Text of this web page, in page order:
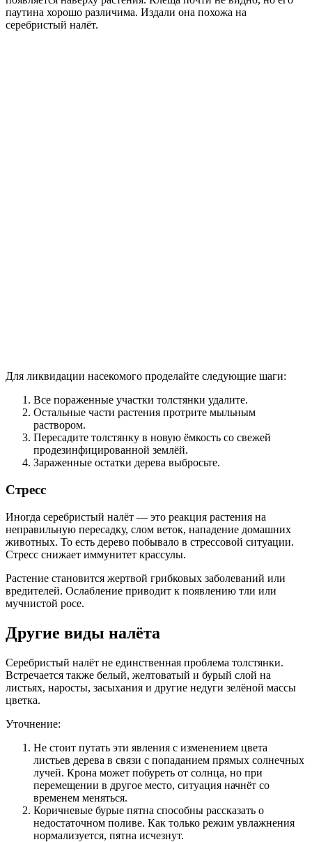
паутина хорошо различима. Издали она похожа на
серебристый налёт.
Для ликвидации насекомого проделайте следующие шаги:
Все пораженные участки толстянки удалите.
Остальные части растения протрите мыльным
раствором.
Пересадите толстянку в новую ёмкость со свежей
продезинфицированной землёй.
Зараженные остатки дерева выбросьте.
Стресс
Иногда серебристый налёт — это реакция растения на
неправильную пересадку, слом веток, нападение домашних
животных. То есть дерево побывало в стрессовой ситуации.
Стресс снижает иммунитет крассулы.
Растение становится жертвой грибковых заболеваний или
вредителей. Ослабление приводит к появлению тли или
мучнистой росе.
Другие виды налёта
Серебристый налёт не единственная проблема толстянки.
Встречается также белый, желтоватый и бурый слой на
листьях, наросты, засыхания и другие недуги зелёной массы
цветка.
Уточнение:
Не стоит путать эти явления с изменением цвета
листьев дерева в связи с попаданием прямых солнечных
лучей. Крона может побуреть от солнца, но при
перемещении в другое место, ситуация начнёт со
временем меняться.
Коричневые бурые пятна способны рассказать о
недостаточном поливе. Как только режим увлажнения
нормализуется, пятна исчезнут.